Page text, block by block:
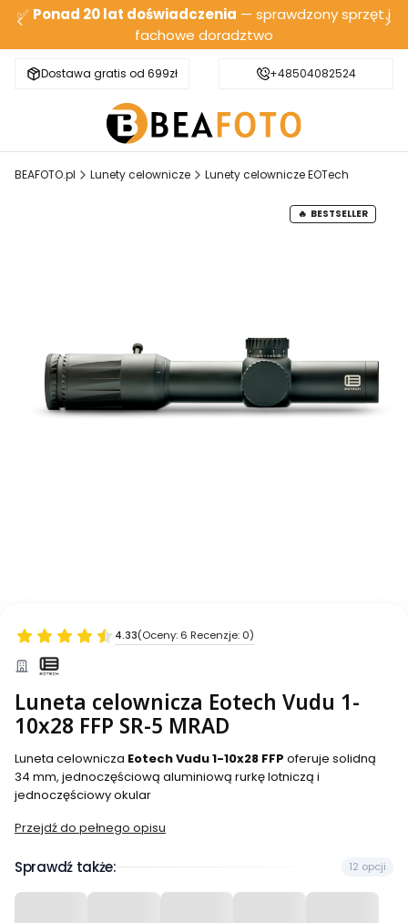
✅ Ponad 20 lat doświadczenia — sprawdzony sprzęt i
fachowe doradztwo
Dostawa gratis od 699zł Bezpieczna wysyłka
+48504082524
BEAFOTO.pl Lunety celownicze Lunety celownicze EOTech
BESTSELLER
4.33(Oceny: 6 Recenzje: 0)
Luneta celownicza Eotech Vudu 1-
10x28 FFP SR-5 MRAD
Luneta celownicza Eotech Vudu 1-10x28 FFP oferuje solidną
34 mm, jednoczęściową aluminiową rurkę lotniczą i
jednoczęściowy okular
Przejdź do pełnego opisu
Sprawdź także: 12 opcji